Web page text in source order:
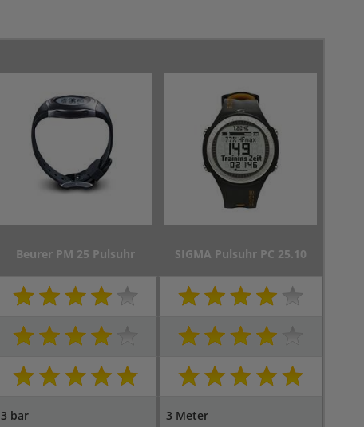
Beurer PM 25 Pulsuhr SIGMA Pulsuhr PC 25.10
3 bar 3 Meter